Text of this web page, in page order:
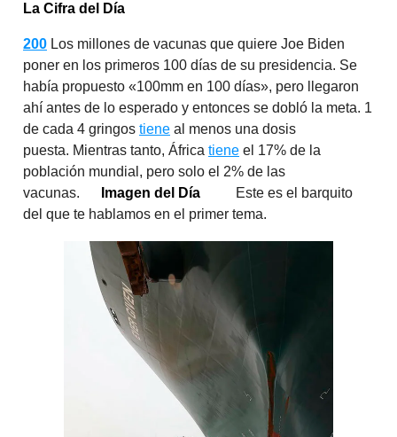
La Cifra del Día
200 Los millones de vacunas que quiere Joe Biden
poner en los primeros 100 días de su presidencia. Se
había propuesto «100mm en 100 días», pero llegaron
ahí antes de lo esperado y entonces se dobló la meta. 1
de cada 4 gringos tiene al menos una dosis
puesta. Mientras tanto, África tiene el 17% de la
población mundial, pero solo el 2% de las
vacunas.
Imagen del Día
Este es el barquito
del que te hablamos en el primer tema.